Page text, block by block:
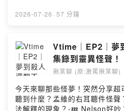
8/14(五)19:30｜Legacy TERA
💉 剛出道其實醫生爸媽反對我
需要經驗？壞習慣慢慢練習改～
數字無法綁架我💧 最近因為一首
歌？-喜歡請在Apple Podcast給
就抖內我（？https://
作洽詢｜吉八點圖文創意
揪某聊｜ @jomotalk奧迪｜
2026-07-26 · 57 分鐘
Vtime｜EP2｜夢
集錄到靈異怪聲！
揪某聊 (原:激罵揪某聊)
今天來聊那些怪夢！突然分享
聽到什麼？孟維的右耳聽件怪
法解釋的現象？-💤 Nelson好吵